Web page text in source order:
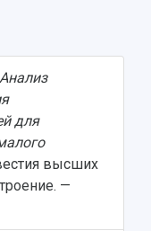
Анализ
для
высших
—